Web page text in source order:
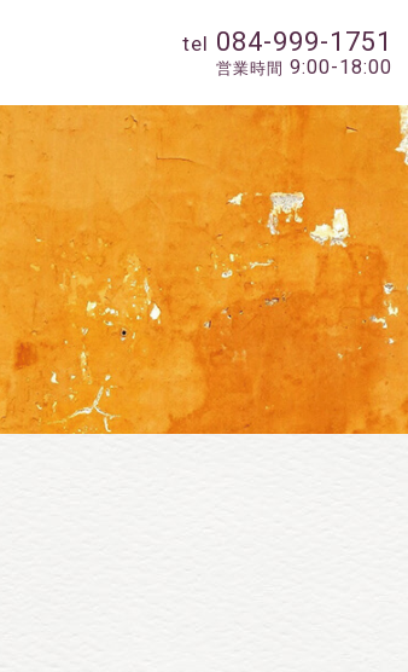
tel 084-999-1751
営業時間 9:00-18:00